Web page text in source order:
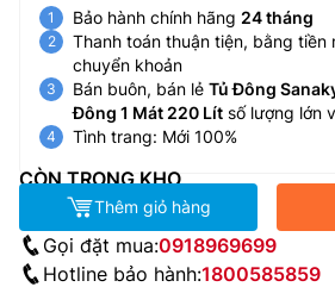
Bảo hành chính hãng 24 tháng
Thanh toán thuận tiện, bằng tiền
chuyển khoản
Bán buôn, bán lẻ Tủ Đông
Đông 1 Mát 220 Lít số lượng lớn
Tình trang: Mới 100%
CÒN TRONG KHO
Thêm giỏ hàng
Gọi đặt mua:0918969699
Hotline bảo hành:1800585859